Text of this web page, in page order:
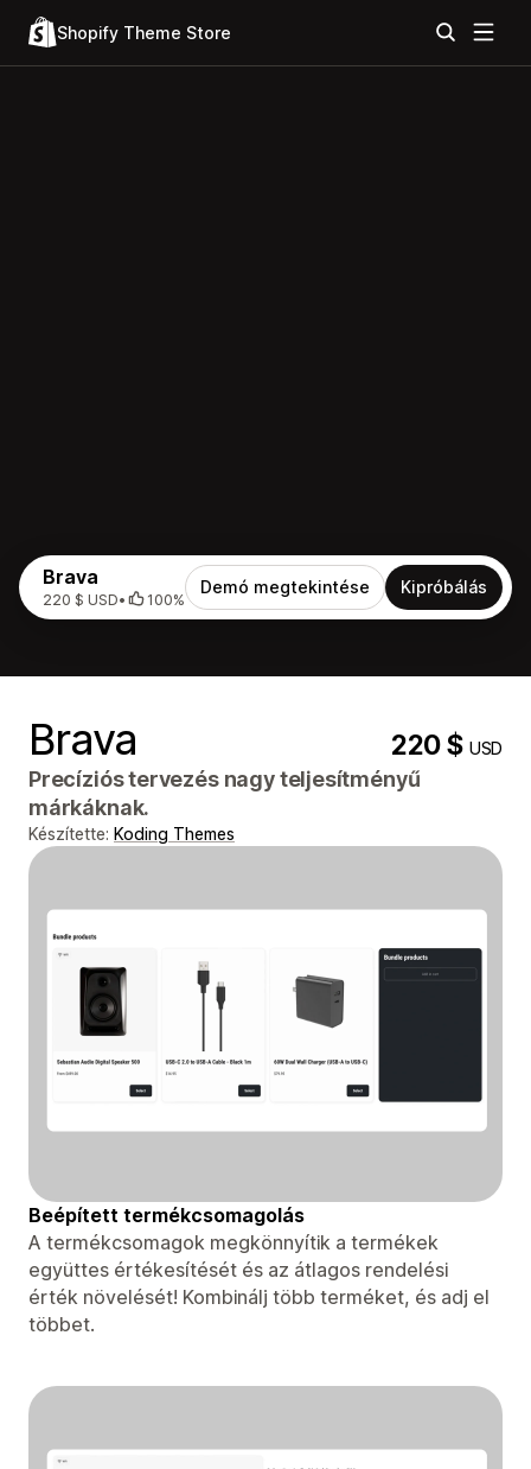
Shopify Theme Store
Brava
220 $ USD• 100%
Demó megtekintése Kipróbálás
Brava 220 $USD
Precíziós tervezés nagy teljesítményű
márkáknak.
Készítette: Koding Themes
Beépített termékcsomagolás
A termékcsomagok megkönnyítik a termékek
együttes értékesítését és az átlagos rendelési
érték növelését! Kombinálj több terméket, és adj el
többet.